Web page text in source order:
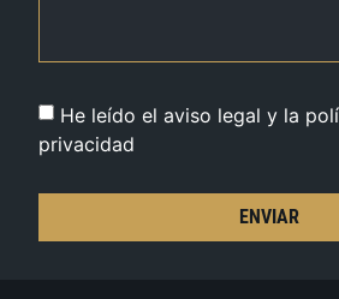
He leído el aviso legal y la
privacidad
ENVIAR